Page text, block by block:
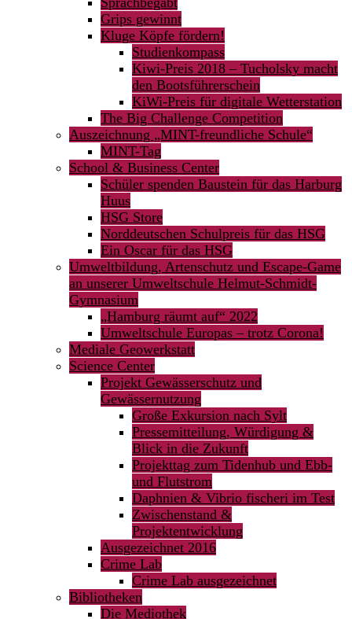
Grips gewinnt
Kluge Köpfe fördern!
Studienkompass
Kiwi-Preis 2018 – Tucholsky macht
den Bootsführerschein
KiWi-Preis für digitale Wetterstation
The Big Challenge Competition
Auszeichnung „MINT-freundliche Schule“
MINT-Tag
School & Business Center
Schüler spenden Baustein für das Harburg
Huus
HSG Store
Norddeutschen Schulpreis für das HSG
Ein Oscar für das HSG
Umweltbildung, Artenschutz und Escape-Game
an unserer Umweltschule Helmut-Schmidt-
Gymnasium
„Hamburg räumt auf“ 2022
Umweltschule Europas – trotz Corona!
Mediale Geowerkstatt
Science Center
Projekt Gewässerschutz und
Gewässernutzung
Große Exkursion nach Sylt
Pressemitteilung, Würdigung &
Blick in die Zukunft
Projekttag zum Tidenhub und Ebb-
und Flutstrom
Daphnien & Vibrio fischeri im Test
Zwischenstand &
Projektentwicklung
Ausgezeichnet 2016
Crime Lab
Crime Lab ausgezeichnet
Bibliotheken
Die Mediothek